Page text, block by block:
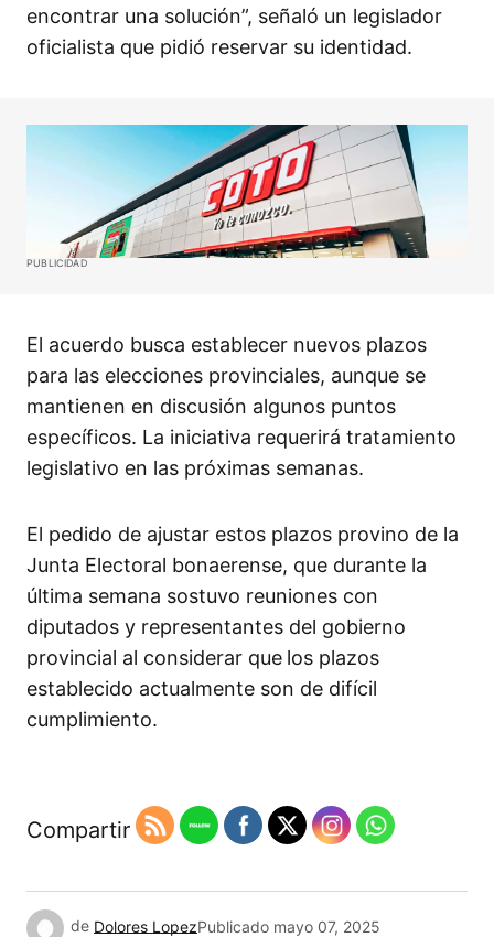
encontrar una solución”, señaló un legislador
oficialista que pidió reservar su identidad.
PUBLICIDAD
El acuerdo busca establecer nuevos plazos
para las elecciones provinciales, aunque se
mantienen en discusión algunos puntos
específicos. La iniciativa requerirá tratamiento
legislativo en las próximas semanas.
El pedido de ajustar estos plazos provino de la
Junta Electoral bonaerense, que durante la
última semana sostuvo reuniones con
diputados y representantes del gobierno
provincial al considerar que los plazos
establecido actualmente son de difícil
cumplimiento.
Compartir
de Dolores LopezPublicado mayo 07, 2025